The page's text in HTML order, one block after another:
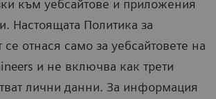
към уебсайтове и приложения
Настоящата Политика за
се отнася само за уебсайтовете на
и не включва как трети
лични данни. За информация